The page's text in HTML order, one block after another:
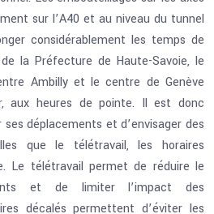
sur l’A40 et au niveau du tunnel
considérablement les temps de
la Préfecture de Haute-Savoie, le
Ambilly et le centre de Genève
aux heures de pointe. Il est donc
déplacements et d’envisager des
que le télétravail, les horaires
Le télétravail permet de réduire le
et de limiter l’impact des
décalés permettent d’éviter les